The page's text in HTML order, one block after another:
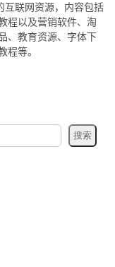
联网资源，内容包括
程以及营销软件、淘
、教育资源、字体下
程等。